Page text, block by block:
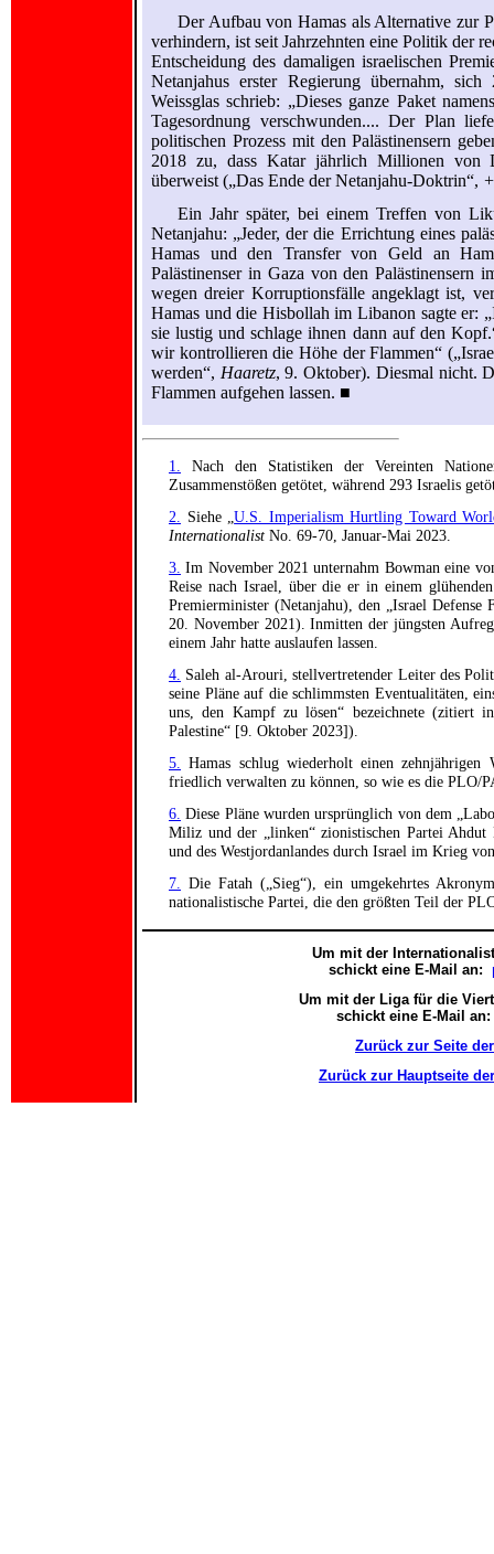
Der Aufbau von Hamas als Alternative zur
verhindern, ist seit Jahrzehnten eine Politik der
Entscheidung des damaligen israelischen
Netanjahus erster Regierung übernahm,
Weissglas schrieb: „Dieses ganze Paket
Tagesordnung verschwunden.... Der Plan
politischen Prozess mit den Palästinensern
2018 zu, dass Katar jährlich Millionen von
überweist („Das Ende der Netanjahu-Doktrin“,
Ein Jahr später, bei einem Treffen von
Netanjahu: „Jeder, der die Errichtung eines
Hamas und den Transfer von Geld an
Palästinenser in Gaza von den Palästinensern
wegen dreier Korruptionsfälle angeklagt ist,
Hamas und die Hisbollah im Libanon sagte er:
sie lustig und schlage ihnen dann auf den
wir kontrollieren die Höhe der Flammen“
werden“, Haaretz, 9. Oktober). Diesmal nicht.
Flammen aufgehen lassen. ■
1.
Nach den Statistiken der Vereinten
Zusammenstößen getötet, während 293 Israelis
2.
Siehe „U.S. Imperialism Hurtling Toward
Internationalist No. 69-70, Januar-Mai 2023.
3. Im November 2021 unternahm Bowman eine
Reise nach Israel, über die er in einem
Premierminister (Netanjahu), den „Israel
20. November 2021). Inmitten der jüngsten
einem Jahr hatte auslaufen lassen.
4. Saleh al-Arouri, stellvertretender Leiter des
seine Pläne auf die schlimmsten Eventualitäten,
uns, den Kampf zu lösen“ bezeichnete (zitiert
Palestine“ [9. Oktober 2023]).
5.
Hamas schlug wiederholt einen
friedlich verwalten zu können, so wie es die PLO/
6. Diese Pläne wurden ursprünglich von dem
Miliz und der „linken“ zionistischen Partei Ahdut
und des Westjordanlandes durch Israel im Krieg
7.
Die Fatah („Sieg“), ein umgekehrtes
nationalistische Partei, die den größten Teil der
Um mit der
schickt eine E-Mail an:
Um mit der Liga für die
schickt eine E-Mail
Zurück zur Seite
Zurück zur Hauptseite